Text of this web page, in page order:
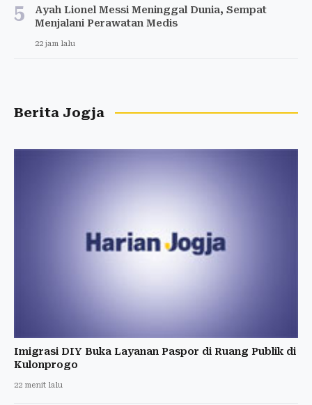
5
Ayah Lionel Messi Meninggal Dunia, Sempat
Menjalani Perawatan Medis
22 jam lalu
Berita Jogja
Imigrasi DIY Buka Layanan Paspor di Ruang Publik di
Kulonprogo
22 menit lalu